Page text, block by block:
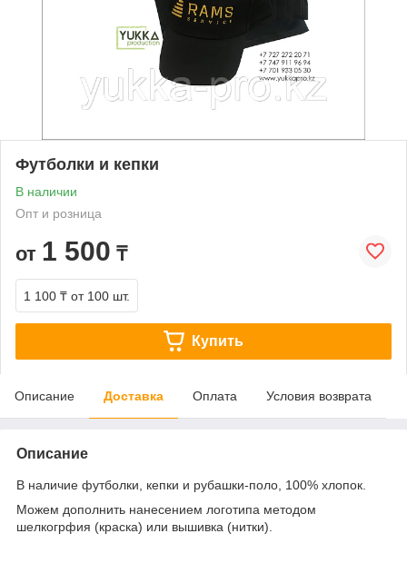
Футболки и кепки
В наличии
Опт и розница
от 1 500 ₸
1 100 ₸ от 100 шт.
Купить
Описание Доставка Оплата Условия возврата
Описание
В наличие футболки, кепки и рубашки-поло, 100% хлопок.
Можем дополнить нанесением логотипа методом
шелкогрфия (краска) или вышивка (нитки).